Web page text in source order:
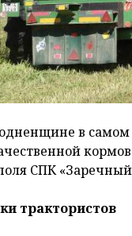
в
СПК
трактористов